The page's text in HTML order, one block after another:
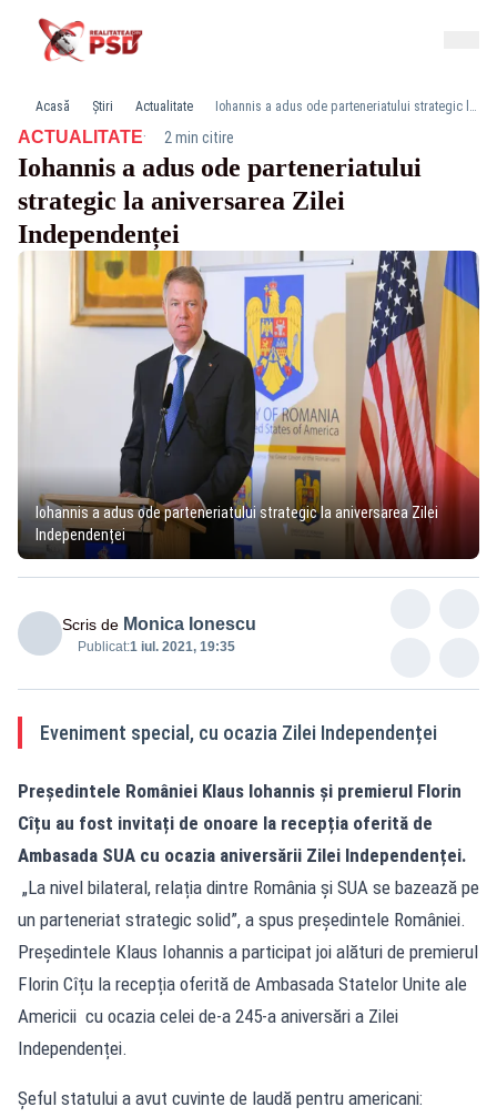
Acasă Știri Actualitate Iohannis a adus ode parteneriatului strategic la aniversarea Zilei Independenței
ACTUALITATE· 2 min citire
Iohannis a adus ode parteneriatului
strategic la aniversarea Zilei
Independenței
Iohannis a adus ode parteneriatului strategic la aniversarea Zilei
Independenței
Scris de Monica Ionescu
Publicat:1 iul. 2021, 19:35
Eveniment special, cu ocazia Zilei Independenței
Președintele României Klaus Iohannis și premierul Florin
Cîțu au fost invitați de onoare la recepția oferită de
Ambasada SUA cu ocazia aniversării Zilei Independenței.
„La nivel bilateral, relația dintre România și SUA se bazează pe
un parteneriat strategic solid”, a spus președintele României.
Președintele Klaus Iohannis a participat joi alături de premierul
Florin Cîțu la recepția oferită de Ambasada Statelor Unite ale
Americii cu ocazia celei de-a 245-a aniversări a Zilei
Independenței.
Șeful statului a avut cuvinte de laudă pentru americani: